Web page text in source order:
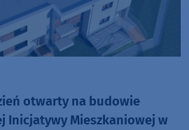
otwarty na budowie
Inicjatywy Mieszkaniowej w